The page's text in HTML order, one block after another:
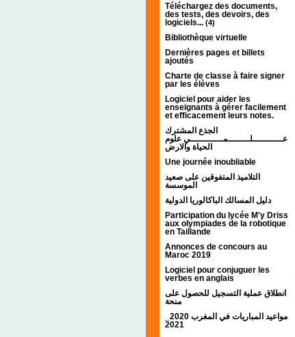
Téléchargez des documents,
des tests, des devoirs, des
logiciels... (4)
Bibliothèque virtuelle
Dernières pages et billets
ajoutés
Charte de classe à faire signer
par les élèves
Logiciel pour aider les
enseignants à gérer facilement
et efficacement leurs notes.
الجذع المشترك
عـــــــــــلــــــــمــــــــــــي علوم
الحياة والارض
Une journée inoubliable
التلاميذ المتفوقين على صعيد
الموسسة
دليل المسالك الباكالوريا الدولية
Participation du lycée M'y Driss
aux olympiades de la robotique
en Taillande
Annonces de concours au
Maroc 2019
Logiciel pour conjuguer les
verbes en anglais
انطلاق عملية التسجيل للحصول على
منحة
2021